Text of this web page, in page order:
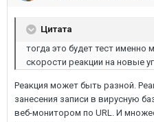
Цитата
тогда это будет тест именно
скорости реакции на новые
Реакция может быть разной.
занесения записи в вирусную
веб-монитором по URL. И